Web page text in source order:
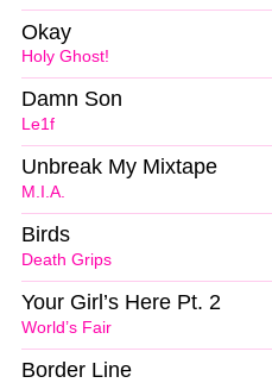
Holy Ghost!
Okay
Le1f
Damn Son
M.I.A.
Unbreak My Mixtape
Death Grips
Birds
World’s Fair
Your Girl’s Here Pt. 2
Border Line